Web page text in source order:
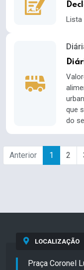
Lista
que
do
Anterior 1 2
LOCALIZAÇÃO
Praça Coronel